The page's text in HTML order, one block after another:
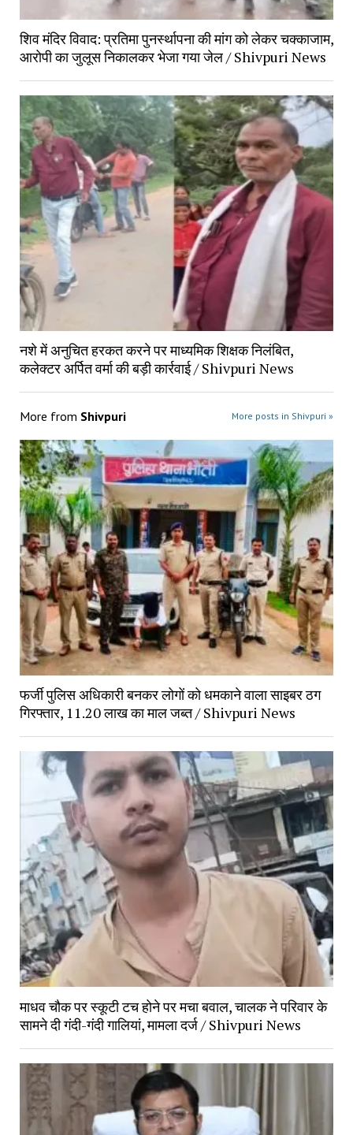
शिव मंदिर विवाद: प्रतिमा पुनर्स्थापना की मांग को लेकर चक्काजाम,
आरोपी का जुलूस निकालकर भेजा गया जेल / Shivpuri News
नशे में अनुचित हरकत करने पर माध्यमिक शिक्षक निलंबित,
कलेक्टर अर्पित वर्मा की बड़ी कार्रवाई / Shivpuri News
More from Shivpuri More posts in Shivpuri »
फर्जी पुलिस अधिकारी बनकर लोगों को धमकाने वाला साइबर ठग
गिरफ्तार, 11.20 लाख का माल जब्त / Shivpuri News
माधव चौक पर स्कूटी टच होने पर मचा बवाल, चालक ने परिवार के
सामने दी गंदी-गंदी गालियां, मामला दर्ज / Shivpuri News